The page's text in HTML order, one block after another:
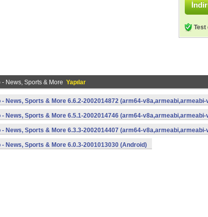
Test
- News, Sports & More Yapılar
- News, Sports & More 6.6.2-2002014872 (arm64-
- News, Sports & More 6.5.1-2002014746 (arm64-
- News, Sports & More 6.3.3-2002014407 (arm64-
- News, Sports & More 6.0.3-2001013030 (Android)